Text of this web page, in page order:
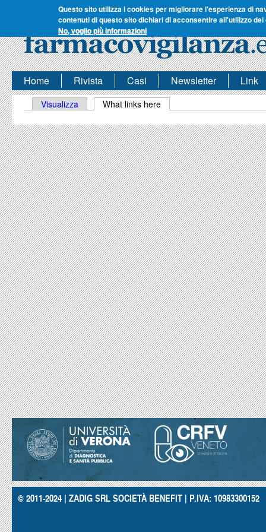
Questo sito utilizza i cookies per migliorare l'esperienza di
contenuti di questo sito dichiari di acconsentire all'utilizzo dei
No, voglio più informazioni
Home Rivista Casi Newsletter Link
Schede primarie
Visualizza What links here
© 2011-2024 | ZADIG SRL SOCIETÀ BENEFIT | P.IVA: 10983300152